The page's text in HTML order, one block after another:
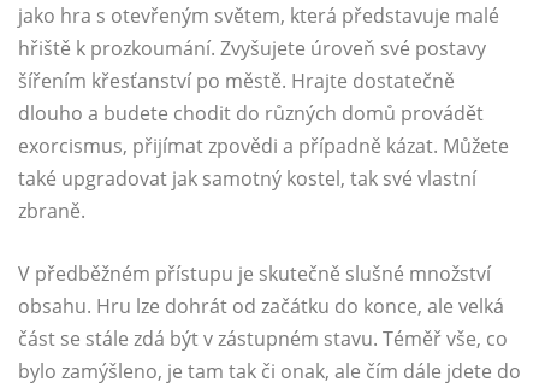
jako hra s otevřeným světem, která představuje malé
hřiště k prozkoumání. Zvyšujete úroveň své postavy
šířením křesťanství po městě. Hrajte dostatečně
dlouho a budete chodit do různých domů provádět
exorcismus, přijímat zpovědi a případně kázat. Můžete
také upgradovat jak samotný kostel, tak své vlastní
zbraně.
V předběžném přístupu je skutečně slušné množství
obsahu. Hru lze dohrát od začátku do konce, ale velká
část se stále zdá být v zástupném stavu. Téměř vše, co
bylo zamýšleno, je tam tak či onak, ale čím dále jdete do